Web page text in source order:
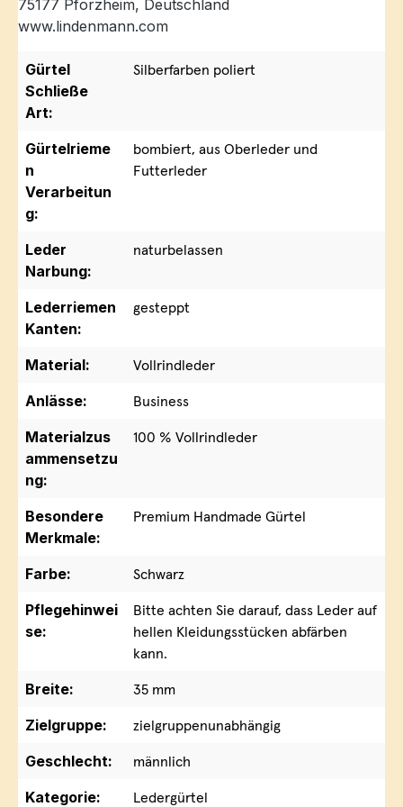
75177 Pforzheim, Deutschland
www.lindenmann.com
Gürtel
Schließe
Art:
Silberfarben poliert
Gürtelrieme
n
Verarbeitun
g:
bombiert, aus Oberleder und
Futterleder
Leder
Narbung:
naturbelassen
Lederriemen
Kanten:
gesteppt
Material:
Vollrindleder
Anlässe:
Business
Materialzus
ammensetzu
ng:
100 % Vollrindleder
Besondere
Merkmale:
Premium Handmade Gürtel
Farbe:
Schwarz
Pflegehinwei
se:
Bitte achten Sie darauf, dass Leder auf
hellen Kleidungsstücken abfärben
kann.
Breite:
35 mm
Zielgruppe:
zielgruppenunabhängig
Geschlecht:
männlich
Kategorie:
Ledergürtel